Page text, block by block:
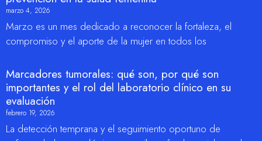
marzo 4, 2026
Marzo es un mes dedicado a reconocer la fortaleza, el
compromiso y el aporte de la mujer en todos los
Marcadores tumorales: qué son, por qué son
importantes y el rol del laboratorio clínico en su
evaluación
febrero 19, 2026
La detección temprana y el seguimiento oportuno de